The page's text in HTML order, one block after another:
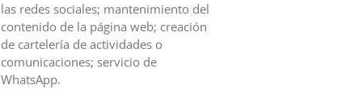
las redes sociales; mantenimiento del
contenido de la página web; creación
de cartelería de actividades o
comunicaciones; servicio de
WhatsApp.